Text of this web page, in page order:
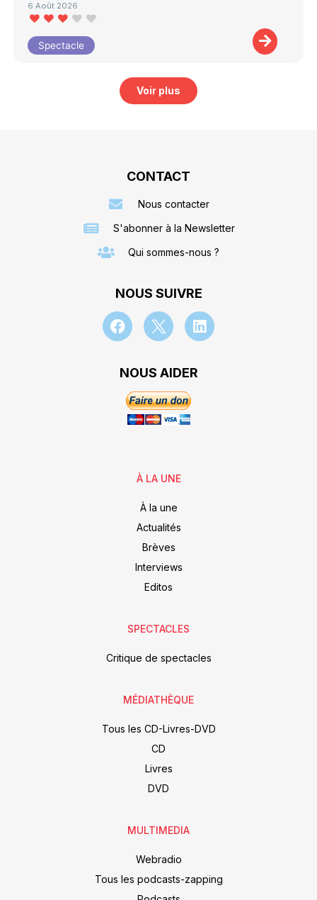
6 Août 2026
Spectacle
Voir plus
CONTACT
Nous contacter
S'abonner à la Newsletter
Qui sommes-nous ?
NOUS SUIVRE
NOUS AIDER
À LA UNE
À la une
Actualités
Brèves
Interviews
Editos
SPECTACLES
Critique de spectacles
MÉDIATHÈQUE
Tous les CD-Livres-DVD
CD
Livres
DVD
MULTIMEDIA
Webradio
Tous les podcasts-zapping